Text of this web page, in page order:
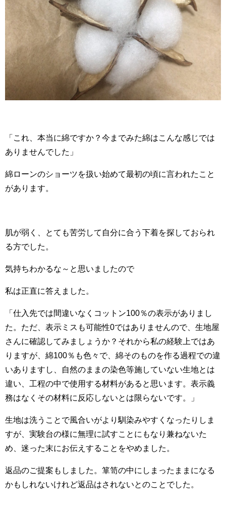
「これ、本当に綿ですか？今までみた綿はこんな感じでは
ありませんでした」
綿ローンのショーツを扱い始めて最初の頃に言われたこと
があります。
肌が弱く、とても苦労して自分に合う下着を探しておられ
る方でした。
気持ちわかるな～と思いましたので
私は正直に答えました。
「仕入先では間違いなくコットン100％の表示がありまし
た。ただ、表示ミスも可能性0ではありませんので、生地屋
さんに確認してみましょうか？それから私の経験上ではあ
りますが、綿100％も色々で、綿そのものを作る過程での違
いありますし、自然のままの染色等施していない生地とは
違い、工程の中で使用する材料があると思います。表示義
務はなくその材料に反応しないとは限らないです。」
生地は洗うことで風合いがより馴染みやすくなったりしま
すが、実験台の様に無理に試すことにもなり兼ねないた
め、迷った末にお伝えすることをやめました。
返品のご提案もしました。箪笥の中にしまったままになる
かもしれないけれど返品はされないとのことでした。